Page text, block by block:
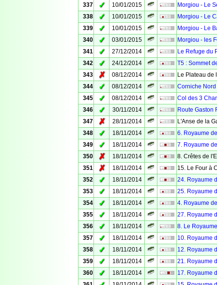
337
✓ 10/01/2015
Morgiou - Le
338
✓ 10/01/2015
Morgiou - Le
339
✓ 10/01/2015
Morgiou - Le
340
✓ 03/01/2015
Morgiou - les
341
✓ 27/12/2014
Le Refuge du
342
✓ 24/12/2014
T5 : Sommet
343
✗ 08/12/2014
Le Plateau de
344
✓ 08/12/2014
Corniche Nord
345
✓ 08/12/2014
Col des 3
346
✓ 30/11/2014
Route Gaston
347
✗ 28/11/2014
L'Anse de la
348
✓ 18/11/2014
6. Royaume
349
✓ 18/11/2014
7. Royaume
350
✗ 18/11/2014
8. Crêtes de
351
✗ 18/11/2014
15. Le Four à
352
✓ 18/11/2014
24. Royaume
353
✓ 18/11/2014
25. Royaume
354
✓ 18/11/2014
4. Royaume
355
✓ 18/11/2014
27. Royaume
356
✓ 18/11/2014
8. Le
357
✓ 18/11/2014
10. Royaume
358
✓ 18/11/2014
12. Royaume
359
✓ 18/11/2014
21. Royaume
360
✓ 18/11/2014
17. Royaume